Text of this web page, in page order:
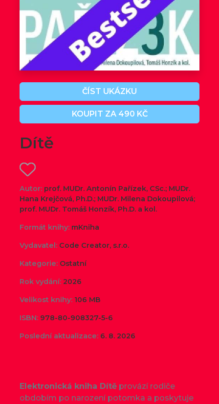
ČÍST UKÁZKU
KOUPIT ZA 490 KČ
Dítě
Autor: prof. MUDr. Antonín Pařízek, CSc.; MUDr.
Hana Krejčová, Ph.D.; MUDr. Milena Dokoupilová;
prof. MUDr. Tomáš Honzík, Ph.D. a kol.
Formát knihy: mKniha
Vydavatel: Code Creator, s.r.o.
Kategorie: Ostatní
Rok vydání: 2026
Velikost knihy: 106 MB
ISBN: 978-80-908327-5-6
Poslední aktualizace: 6. 8. 2026
Elektronická kniha Dítě provází rodiče
obdobím po narození potomka a poskytuje